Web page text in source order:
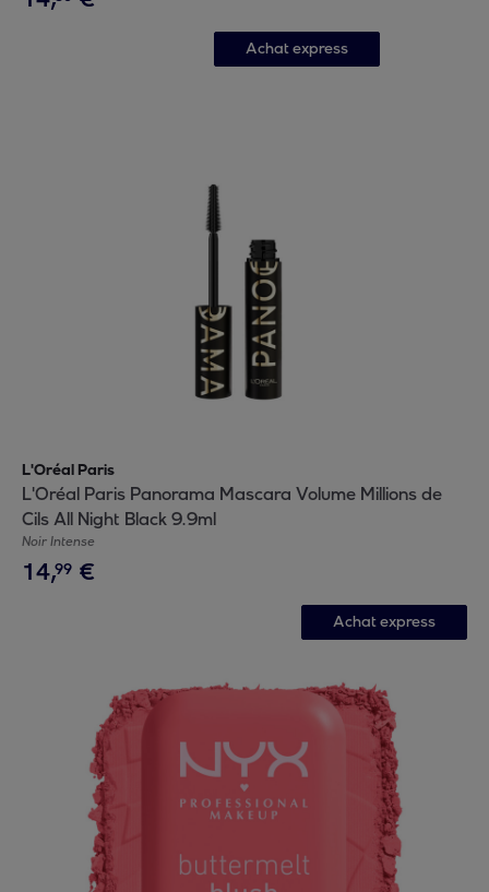
Achat express
L'Oréal Paris
L'Oréal Paris Panorama Mascara Volume Millions de
Cils All Night Black 9.9ml
Noir Intense
14,99 €
Achat express